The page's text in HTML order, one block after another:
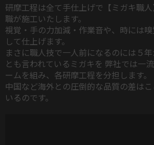
研摩工程は全て手仕上げで【ミガキ職
職が施工いたします。
視覚・手の力加減・作業音や、時には
して仕上げます。
まさに職人技で一人前になるのには５
とも言われているミガキを 弊社では一
ームを組み、各研摩工程を分担します。
中国など海外との圧倒的な品質の差は
いるのです。